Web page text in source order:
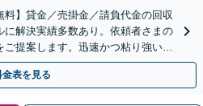
料】貸金／売掛金／請負代金の回収
解決実績多数あり。依頼者さまの
提案します。迅速かつ粘り強い交
力します【土日祝対応可】
金表を見る